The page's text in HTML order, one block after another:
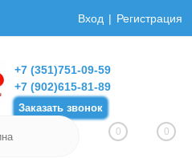
Вход Регистрация
+7 (351)751-09-59
+7 (902)615-81-89
Заказать звонок
0 0